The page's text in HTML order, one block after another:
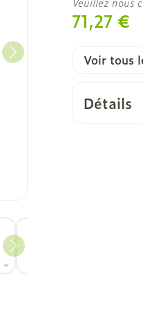
larger image
71,27 €
Voir tous
Détails